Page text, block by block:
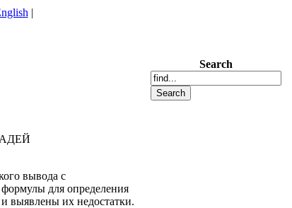
|
вывода с
для определения
выявлены их недостатки.
Search